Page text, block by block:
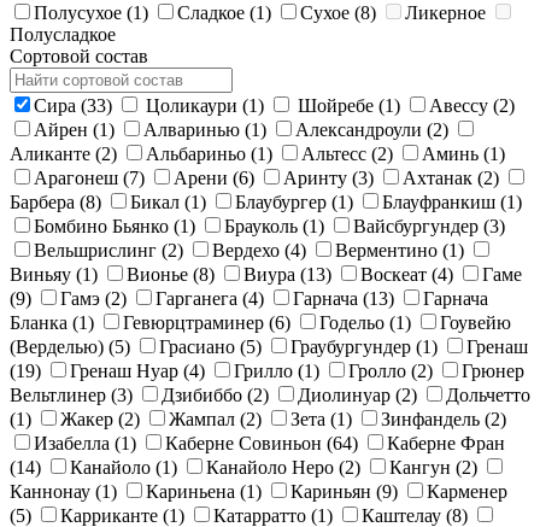
Полусухое (1) Сладкое (1) Сухое (8)
Ликерное
Полусладкое
Сортовой состав
Сира (33) Цоликаури (1) Шойребе (1) Авессу (2)
Айрен (1) Алваринью (1) Александроули (2)
Аликанте (2) Альбариньо (1) Альтесс (2) Аминь (1)
Арагонеш (7) Арени (6) Аринту (3) Ахтанак (2)
Барбера (8) Бикал (1) Блаубургер (1) Блауфранкиш (1)
Бомбино Бьянко (1) Брауколь (1) Вайсбургундер (3)
Вельшрислинг (2) Вердехо (4) Верментино (1)
Виньяу (1) Вионье (8) Виура (13) Воскеат (4)
Гаме
(9)
Гамэ (2) Гарганега (4) Гарнача (13)
Гарнача
Бланка (1) Гевюрцтраминер (6) Годельо (1)
Гоувейю
(Верделью) (5) Грасиано (5) Граубургундер (1)
Гренаш
(19)
Гренаш Нуар (4) Грилло (1) Гролло (2)
Грюнер
Вельтлинер (3) Дзибиббо (2) Диолинуар (2)
Дольчетто
(1)
Жакер (2) Жампал (2) Зета (1) Зинфандель (2)
Изабелла (1) Каберне Совиньон (64)
Каберне Фран
(14)
Канайоло (1) Канайоло Неро (2) Кангун (2)
Каннонау (1) Кариньена (1) Кариньян (9)
Карменер
(5)
Карриканте (1) Катарратто (1) Каштелау (8)